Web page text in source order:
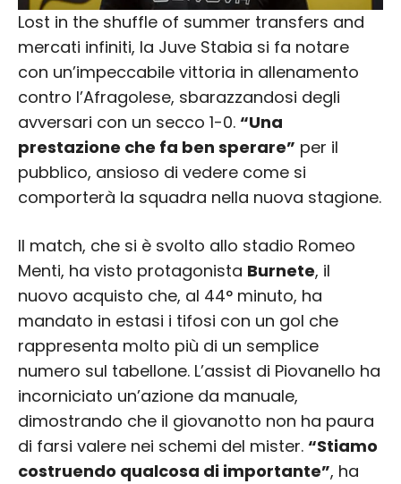
Lost in the shuffle of summer transfers and
mercati infiniti, la Juve Stabia si fa notare
con un’impeccabile vittoria in allenamento
contro l’Afragolese, sbarazzandosi degli
avversari con un secco 1-0. “Una
prestazione che fa ben sperare” per il
pubblico, ansioso di vedere come si
comporterà la squadra nella nuova stagione.
Il match, che si è svolto allo stadio Romeo
Menti, ha visto protagonista Burnete, il
nuovo acquisto che, al 44° minuto, ha
mandato in estasi i tifosi con un gol che
rappresenta molto più di un semplice
numero sul tabellone. L’assist di Piovanello ha
incorniciato un’azione da manuale,
dimostrando che il giovanotto non ha paura
di farsi valere nei schemi del mister. “Stiamo
costruendo qualcosa di importante”, ha